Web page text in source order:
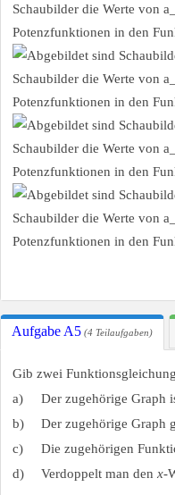
Aufgabe A5 (4 Teilaufgaben)
Gib zwei
a)
Der zugehörige Graph
b)
Der zugehörige Graph
c)
Die zugehörigen
d)
Verdoppelt man den x-